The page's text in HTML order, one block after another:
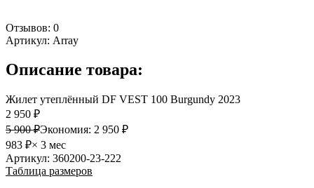
Отзывов: 0
Артикул: Array
Описание товара:
Жилет утеплённый DF VEST 100 Burgundy 2023
2 950 ₽
5 900 ₽Экономия: 2 950 ₽
983 ₽× 3 мес
Артикул: 360200-23-222
Таблица размеров